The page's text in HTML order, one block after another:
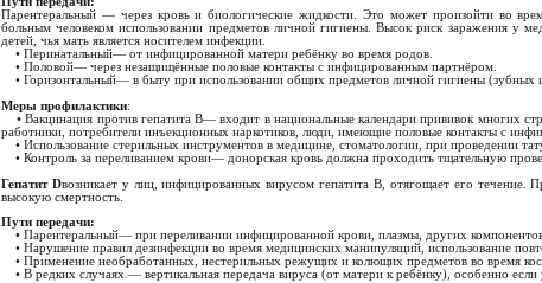
Парентеральный — через кровь и биологические жидкости. Это может произойти во
больным человеком использовании предметов личной гигиены. Высок риск заражения у
детей, чья мать является носителем инфекции.
• Перинатальный— от инфицированной матери ребёнку во время родов.
• Половой— через незащищённые половые контакты с инфицированным партнёром.
• Горизонтальный— в быту при использовании общих предметов личной гигиены (зубных
Меры профилактики:
• Вакцинация против гепатита B— входит в национальные календари прививок многих
работники, потребители инъекционных наркотиков, люди, имеющие половые контакты с
• Использование стерильных инструментов в медицине, стоматологии, при проведении
• Контроль за переливанием крови— донорская кровь должна проходить тщательную
Гепатит Dвозникает у лиц, инфицированных вирусом гепатита B, отягощает его
высокую смертность.
Пути передачи:
• Парентеральный— при переливании инфицированной крови, плазмы, других
• Нарушение правил дезинфекции во время медицинских манипуляций, использование
• Применение необработанных, нестерильных режущих и колющих предметов во время
• В редких случаях — вертикальная передача вируса (от матери к ребёнку), особенно